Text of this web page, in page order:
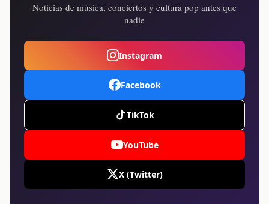
Noticias de música, conciertos y cultura pop antes que
nadie
Instagram
Facebook
TikTok
YouTube
X (Twitter)